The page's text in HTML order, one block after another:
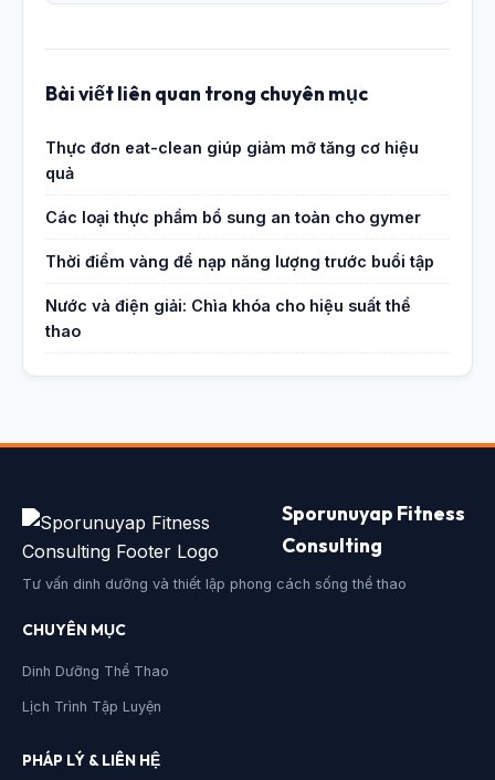
Bài viết liên quan trong chuyên mục
Thực đơn eat-clean giúp giảm mỡ tăng cơ hiệu
quả
Các loại thực phẩm bổ sung an toàn cho gymer
Thời điểm vàng để nạp năng lượng trước buổi tập
Nước và điện giải: Chìa khóa cho hiệu suất thể
thao
Sporunuyap Fitness
Consulting
Tư vấn dinh dưỡng và thiết lập phong cách sống thể thao
CHUYÊN MỤC
Dinh Dưỡng Thể Thao
Lịch Trình Tập Luyện
PHÁP LÝ & LIÊN HỆ